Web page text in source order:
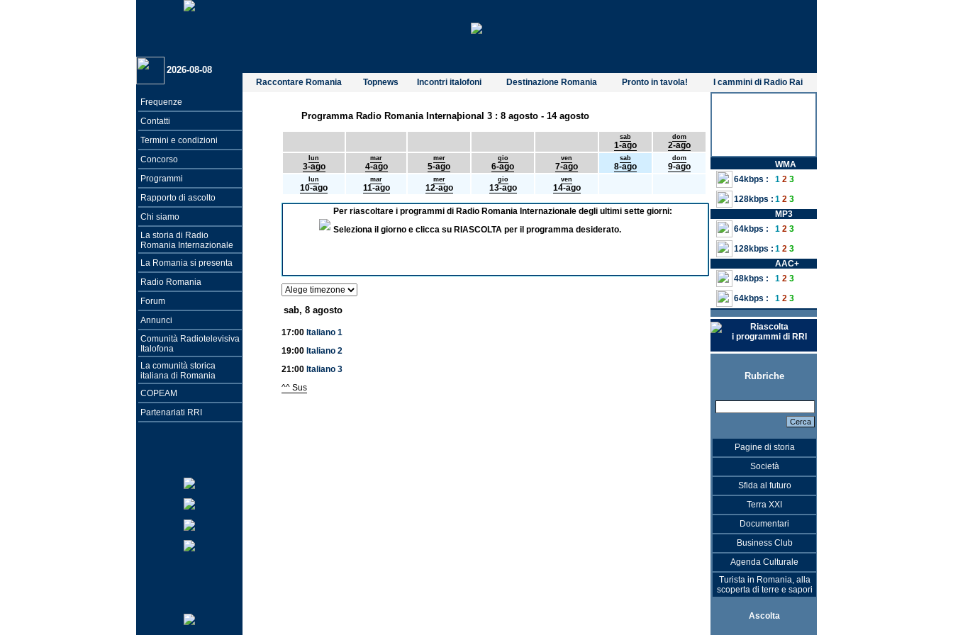
2026-08-08
Raccontare Romania Topnews Incontri italofoni Destinazione Romania Pronto in tavola!
I cammini di Radio Rai
Frequenze
Contatti
Termini e condizioni
Concorso
Programmi
Rapporto di ascolto
Chi siamo
La storia di Radio
Romania Internazionale
La Romania si presenta
Radio Romania
Forum
Annunci
Comunità Radiotelevisiva
Italofona
La comunità storica
italiana di Romania
COPEAM
Partenariati RRI
Programma Radio Romania Internaþional 3 : 8 agosto - 14 agosto
sab
1-ago
dom
2-ago
lun
3-ago
mar
4-ago
mer
5-ago
gio
6-ago
ven
7-ago
sab
8-ago
dom
9-ago
lun
10-ago
mar
11-ago
mer
12-ago
gio
13-ago
ven
14-ago
Per riascoltare i programmi di Radio Romania Internazionale degli ultimi sette giorni:
Seleziona il giorno e clicca su RIASCOLTA per il programma desiderato.
sab, 8 agosto
17:00 Italiano 1
19:00 Italiano 2
21:00 Italiano 3
^^ Sus
WMA
64kbps :
1 2 3
128kbps : 1 2 3
MP3
64kbps :
1 2 3
128kbps : 1 2 3
AAC+
48kbps :
1 2 3
64kbps :
1 2 3
Riascolta
i programmi di RRI
Rubriche
Pagine di storia
Società
Sfida al futuro
Terra XXI
Documentari
Business Club
Agenda Culturale
Turista in Romania, alla
scoperta di terre e sapori
Ascolta